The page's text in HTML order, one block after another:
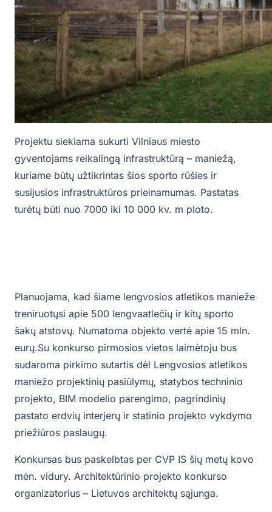
Projektu siekiama sukurti Vilniaus miesto
gyventojams reikalingą infrastruktūrą – maniežą,
kuriame būtų užtikrintas šios sporto rūšies ir
susijusios infrastruktūros prieinamumas. Pastatas
turėtų būti nuo 7000 iki 10 000 kv. m ploto.
Planuojama, kad šiame lengvosios atletikos manieže
treniruotųsi apie 500 lengvaatlečių ir kitų sporto
šakų atstovų. Numatoma objekto vertė apie 15 mln.
eurų.Su konkurso pirmosios vietos laimėtoju bus
sudaroma pirkimo sutartis dėl Lengvosios atletikos
maniežo projektinių pasiūlymų, statybos techninio
projekto, BIM modelio parengimo, pagrindinių
pastato erdvių interjerų ir statinio projekto vykdymo
priežiūros paslaugų.
Konkursas bus paskelbtas per CVP IS šių metų kovo
mėn. vidury. Architektūrinio projekto konkurso
organizatorius – Lietuvos architektų sąjunga.